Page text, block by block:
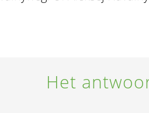
Het